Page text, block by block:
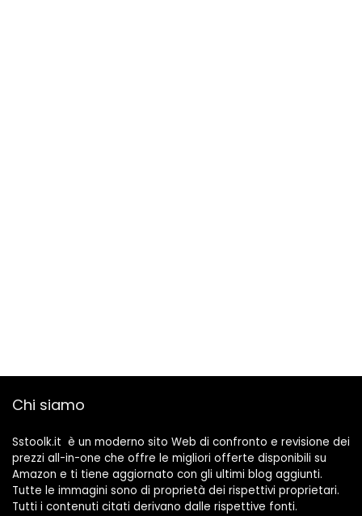
Chi siamo
Sstoolk.it è un moderno sito Web di confronto e revisione dei
prezzi all-in-one che offre le migliori offerte disponibili su
Amazon e ti tiene aggiornato con gli ultimi blog aggiunti.
Tutte le immagini sono di proprietà dei rispettivi proprietari.
Tutti i contenuti citati derivano dalle rispettive fonti.